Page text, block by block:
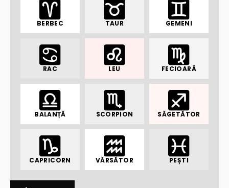
BERBEC TAUR GEMENI
RAC LEU FECIOARĂ
BALANȚĂ SCORPION SĂGETĂTOR
CAPRICORN VĂRSĂTOR PEȘTI